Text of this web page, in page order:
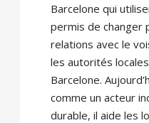
Barcelone qui
permis de changer
relations avec le
les autorités
Barcelone.
comme un acteur
durable, il aide les